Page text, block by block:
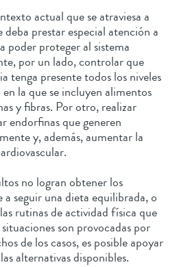
actual que se atraviesa a
prestar especial atención a
poder proteger al sistema
por un lado, controlar que
tenga presente todos los niveles
la que se incluyen alimentos
y fibras. Por otro, realizar
endorfinas que generen
y, además, aumentar la
no logran obtener los
a seguir una dieta equilibrada, o
rutinas de actividad física que
son provocadas por
de los casos, es posible apoyar
alternativas disponibles.